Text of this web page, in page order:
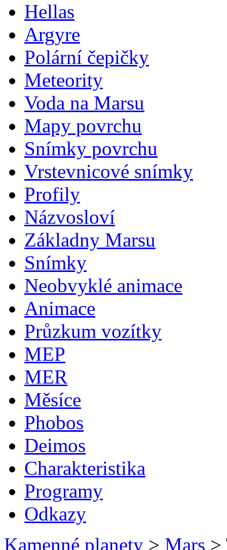
Hellas
Argyre
Polární čepičky
Meteority
Voda na Marsu
Mapy povrchu
Snímky povrchu
Vrstevnicové snímky
Profily
Názvosloví
Základny Marsu
Snímky
Neobvyklé animace
Animace
Průzkum vozítky
MEP
MER
Měsíce
Phobos
Deimos
Charakteristika
Programy
Odkazy
Kamenné planety > Mars >